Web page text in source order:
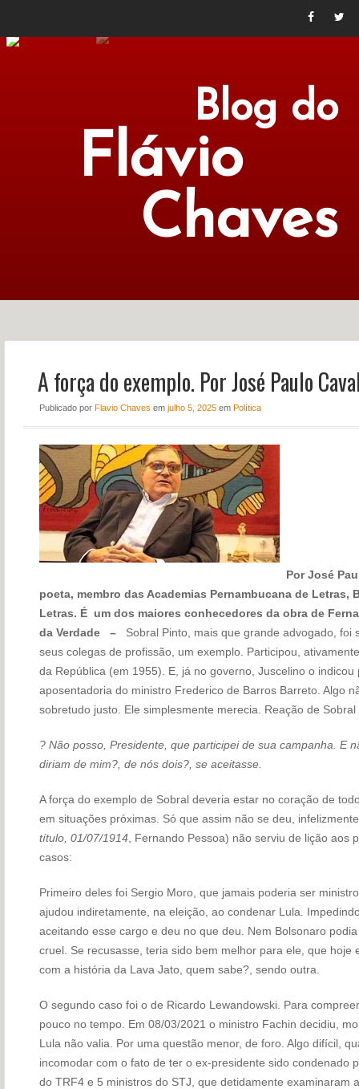
Blog do
Flávio
Chaves
NOTÍCIAS PERFIL
CONTATO
A força do exemplo. Por José Paulo
Publicado por Flavio Chaves em julho 5, 2025em Política
Por José
poeta, membro das Academias Pernambucana de Letras,
Letras. É um dos maiores conhecedores da obra de
da Verdade – Sobral Pinto, mais que grande advogado,
seus colegas de profissão, um exemplo. Participou,
da República (em 1955). E, já no governo, Juscelino o
aposentadoria do ministro Frederico de Barros Barreto. Algo
sobretudo justo. Ele simplesmente merecia. Reação de Sobral
? Não posso, Presidente, que participei de sua campanha. E
diriam de mim?, de nós dois?, se aceitasse.
A força do exemplo de Sobral deveria estar no coração de
em situações próximas. Só que assim não se deu,
título, 01/07/1914, Fernando Pessoa) não serviu de lição aos
casos:
Primeiro deles foi Sergio Moro, que jamais poderia ser
ajudou indiretamente, na eleição, ao condenar Lula.
aceitando esse cargo e deu no que deu. Nem Bolsonaro
cruel. Se recusasse, teria sido bem melhor para ele, que hoje
com a história da Lava Jato, quem sabe?, sendo outra.
O segundo caso foi o de Ricardo Lewandowski. Para
pouco no tempo. Em 08/03/2021 o ministro Fachin decidiu,
Lula não valia. Por uma questão menor, de foro. Algo difícil,
incomodar com o fato de ter o ex-presidente sido condenado
do TRF4 e 5 ministros do STJ, que detidamente examinaram